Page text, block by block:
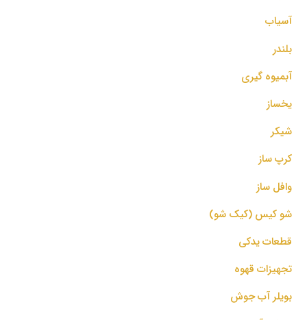
آسیاب
بلندر
آبمیوه گیری
یخساز
شیکر
کرپ ساز
وافل ساز
شو کیس (کیک شو)
قطعات یدکی
تجهیزات قهوه
بویلر آب جوش